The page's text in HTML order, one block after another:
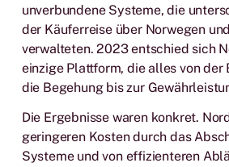
unverbundene Systeme, die
der Käuferreise über Norwegen
verwalteten. 2023 entschied sich
einzige Plattform, die alles von der
die Begehung bis zur
Die Ergebnisse waren konkret.
geringeren Kosten durch das
Systeme und von effizienteren